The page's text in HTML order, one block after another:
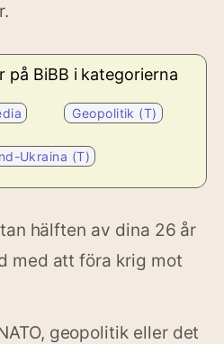
på BiBB i kategorierna
Geopolitik (T)
Ukraina (T)
hälften av dina 26 år
med att föra krig mot
geopolitik eller det